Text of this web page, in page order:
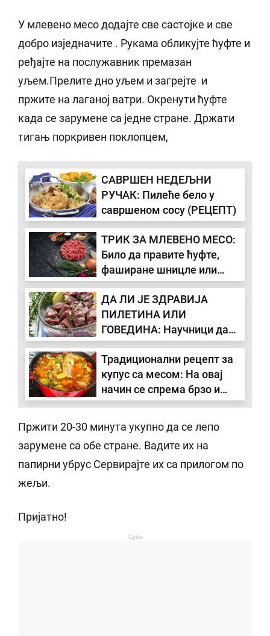
У млевено месо додајте све састојке и све
добро изједначите . Рукама обликујте ћуфте и
ређајте на послужавник премазан
уљем.Прелите дно уљем и загрејте и
пржите на лаганој ватри. Окренути ћуфте
када се зарумене са једне стране. Држати
тигањ поркривен поклопцем,
САВРШЕН НЕДЕЉНИ
РУЧАК: Пилеће бело у
савршеном сосу (РЕЦЕПТ)
ТРИК ЗА МЛЕВЕНО МЕСО:
Било да правите ћуфте,
фаширане шницле или
пуњене паприке обавезно
додајте један састојак
ДА ЛИ ЈЕ ЗДРАВИЈА
ПИЛЕТИНА ИЛИ
ГОВЕДИНА: Научници дали
одговор
Традиционални рецепт за
купус са месом: На овај
начин се спрема брзо и
лако (ВИДЕО)
Пржити 20-30 минута укупно да се лепо
зарумене са обе стране. Вадите их на
папирни убрус Сервирајте их са прилогом по
жељи.
Пријатно!
Oglas